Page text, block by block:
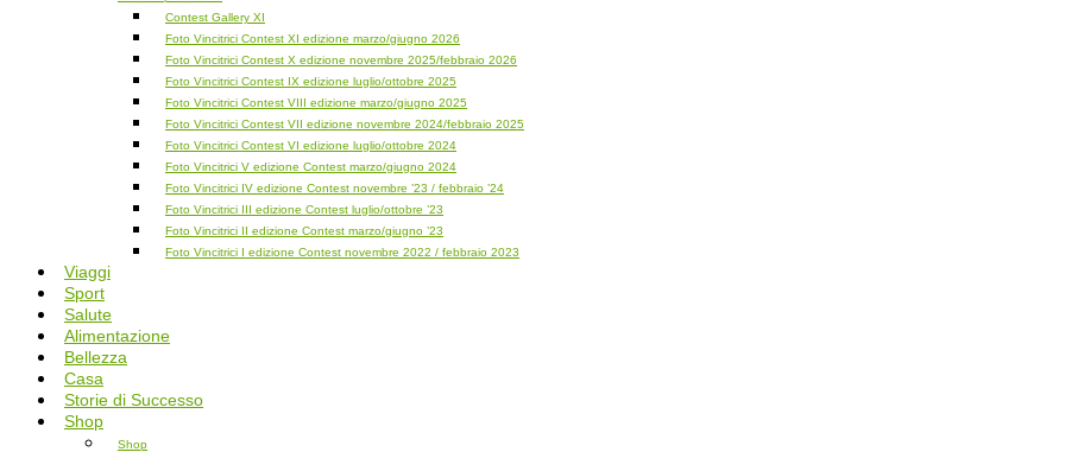
Contest Gallery XI
Foto Vincitrici Contest XI edizione marzo/giugno 2026
Foto Vincitrici Contest X edizione novembre 2025/febbraio 2026
Foto Vincitrici Contest IX edizione luglio/ottobre 2025
Foto Vincitrici Contest VIII edizione marzo/giugno 2025
Foto Vincitrici Contest VII edizione novembre 2024/febbraio 2025
Foto Vincitrici Contest VI edizione luglio/ottobre 2024
Foto Vincitrici V edizione Contest marzo/giugno 2024
Foto Vincitrici IV edizione Contest novembre ’23 / febbraio ’24
Foto Vincitrici III edizione Contest luglio/ottobre ’23
Foto Vincitrici II edizione Contest marzo/giugno ’23
Foto Vincitrici I edizione Contest novembre 2022 / febbraio 2023
Viaggi
Sport
Salute
Alimentazione
Bellezza
Casa
Storie di Successo
Shop
Shop